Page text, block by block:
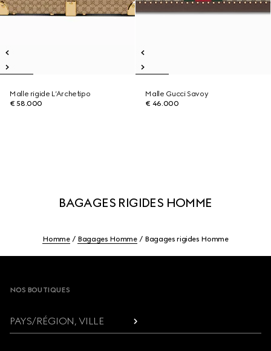
Malle rigide L’Archetipo
€ 58.000
Malle Gucci Savoy
€ 46.000
BAGAGES RIGIDES HOMME
Homme Bagages Homme Bagages rigides Homme
NOS BOUTIQUES
PAYS/RÉGION, VILLE